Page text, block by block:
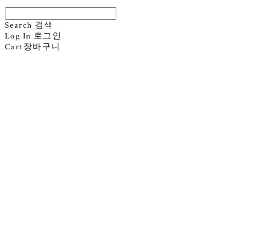
Search 검색
Log In 로그인
Cart 장바구니